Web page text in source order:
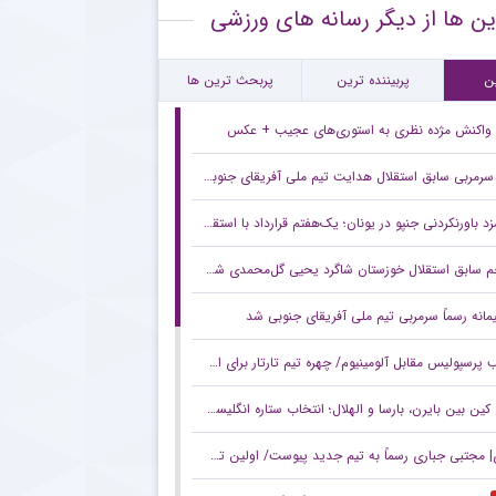
باشگاه لیگ برتری خواهان جذب ستاره جوان آلومینیوم
تند مدیرعامل سابق استقلال به مدیریت فعلی این باشگاه
ها از دیگر رسانه های ورزشی
پربیننده ترین پربحث ترین ها
واکنش مژده نظری به استوری‌های عجیب + عکس
سرمربی سابق استقلال هدایت تیم ملی آفریقای جنوبی را بر عهده گرفت
باورنکردنی جنپو در یونان؛ یک‌هفتم قرارداد با استقلال!
سابق استقلال خوزستان شاگرد یحیی گل‌محمدی شد +عکس
رسماً سرمربی تیم ملی آفریقای جنوبی شد
مقابل آلومینیوم/ چهره تیم تارتار برای استقبال از لیگ برتر +عکس
بین بایرن، بارسا و الهلال؛ انتخاب ستاره انگلیسی مشخص شد
جباری رسماً به تیم جدید پیوست/ اولین تصویر از مقصد هشت شاکی +عکس